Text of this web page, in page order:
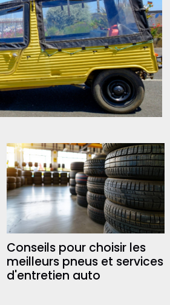
Conseils pour choisir les
meilleurs pneus et services
d'entretien auto